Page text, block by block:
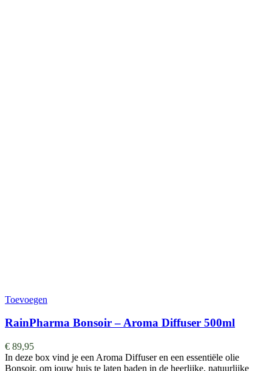
Toevoegen
RainPharma Bonsoir – Aroma Diffuser 500ml
€ 89,95
In deze box vind je een Aroma Diffuser en een essentiële olie
Bonsoir, om jouw huis te laten baden in de heerlijke, natuurlijke